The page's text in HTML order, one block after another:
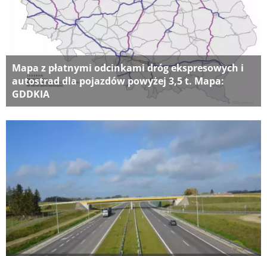
Mapa z płatnymi odcinkami dróg ekspresowych i
autostrad dla pojazdów powyżej 3,5 t. Mapa:
GDDKIA